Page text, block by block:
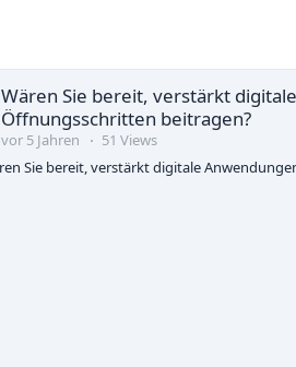
Wären Sie bereit, verstärkt
Öffnungsschritten beitragen?
vor 5 Jahren 51 Views